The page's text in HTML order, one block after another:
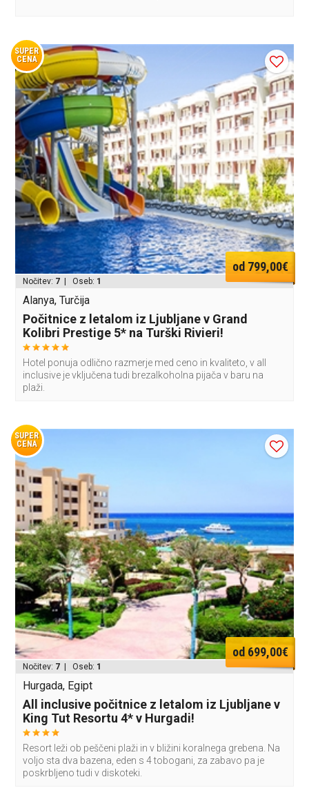
SUPER
CENA
od 799,00€
Nočitev: 7 | Oseb: 1
Alanya, Turčija
Počitnice z letalom iz Ljubljane v Grand
Kolibri Prestige 5* na Turški Rivieri!
Hotel ponuja odlično razmerje med ceno in kvaliteto, v all
inclusive je vključena tudi brezalkoholna pijača v baru na
plaži.
SUPER
CENA
od 699,00€
Nočitev: 7 | Oseb: 1
Hurgada, Egipt
All inclusive počitnice z letalom iz Ljubljane v
King Tut Resortu 4* v Hurgadi!
Resort leži ob peščeni plaži in v bližini koralnega grebena. Na
voljo sta dva bazena, eden s 4 tobogani, za zabavo pa je
poskrbljeno tudi v diskoteki.